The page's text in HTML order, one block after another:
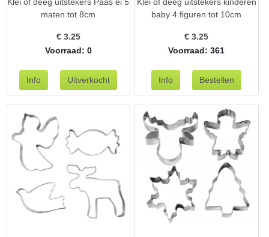
maten tot 8cm
€ 3.25
Voorraad: 0
baby 4 figuren tot 10cm
€3.25
Voorraad: 361